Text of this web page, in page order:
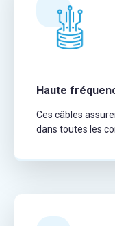
Haute
Ces câbles
dans toutes les